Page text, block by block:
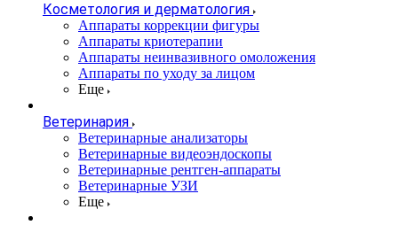
Косметология и дерматология
Аппараты коррекции фигуры
Аппараты криотерапии
Аппараты неинвазивного омоложения
Аппараты по уходу за лицом
Еще
Ветеринария
Ветеринарные анализаторы
Ветеринарные видеоэндоскопы
Ветеринарные рентген-аппараты
Ветеринарные УЗИ
Еще